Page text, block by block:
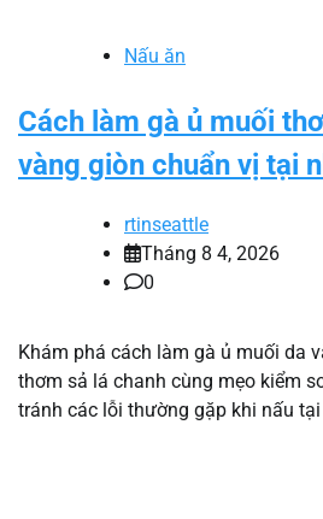
Nấu ăn
Cách làm gà ủ muối
vàng giòn chuẩn vị tại
rtinseattle
Tháng 8 4, 2026
0
Khám phá cách làm gà ủ muối da
thơm sả lá chanh cùng mẹo kiểm
tránh các lỗi thường gặp khi nấu tại